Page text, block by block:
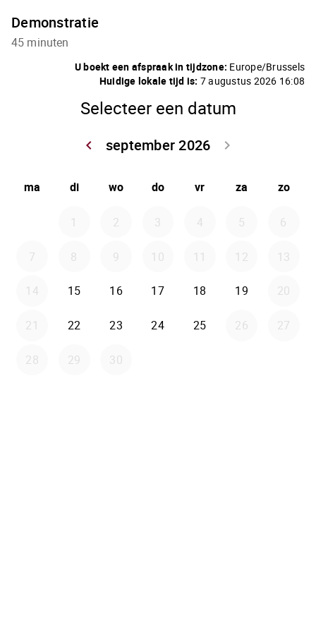
Demonstratie
45 minuten
U boekt een afspraak in tijdzone: Europe/Brussels
Huidige lokale tijd is: 7 augustus 2026 16:08
Selecteer een datum
september 2026
keyboard_arrow_left
keyboard_arrow_right
ma di wo do vr za zo
1 2 3 4 5 6
7 8 9 10 11 12 13
14 15 16 17 18 19 20
21 22 23 24 25 26 27
28 29 30